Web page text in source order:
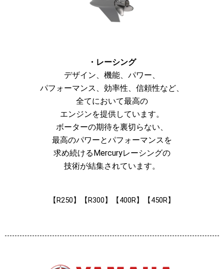
・レーシング
デザイン、機能、パワー、
パフォーマンス、効率性、信頼性など、
全てにおいて最高の
エンジンを提供しています。
ボーターの期待を裏切らない、
最高のパワーとパフォーマンスを
求め続けるMercuryレーシングの
技術が結集されています。
【R250】【R300】【400R】【450R】